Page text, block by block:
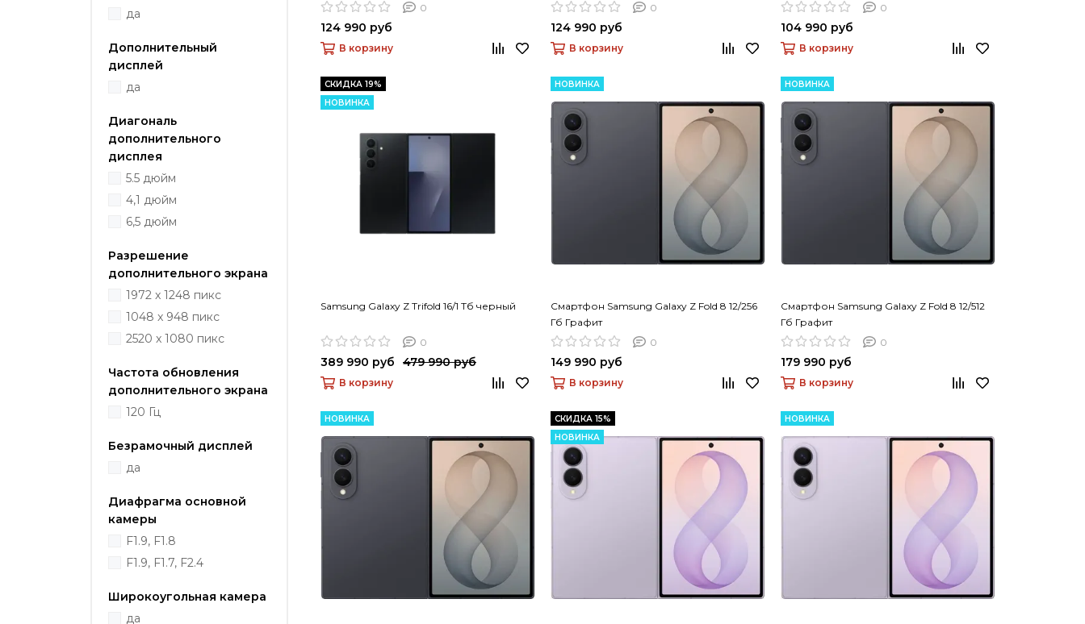
да
Дополнительный
дисплей
да
Диагональ
дополнительного
дисплея
5.5 дюйм
4,1 дюйм
6,5 дюйм
Разрешение
дополнительного экрана
1972 x 1248 пикс
1048 x 948 пикс
2520 x 1080 пикс
Частота обновления
дополнительного экрана
120 Гц
Безрамочный дисплей
да
Диафрагма основной
камеры
F1.9, F1.8
F1.9, F1.7, F2.4
Широкоугольная камера
да
0
124 990 руб
В корзину
0
124 990 руб
В корзину
0
104 990 руб
В корзину
СКИДКА 19%
НОВИНКА
Samsung Galaxy Z Trifold 16/1 Тб черный
0
389 990 руб 479 990 руб
В корзину
НОВИНКА
Смартфон Samsung Galaxy Z Fold 8 12/256
Гб Графит
0
149 990 руб
В корзину
НОВИНКА
Смартфон Samsung Galaxy Z Fold 8 12/512
Гб Графит
0
179 990 руб
В корзину
НОВИНКА
СКИДКА 15%
НОВИНКА
НОВИНКА